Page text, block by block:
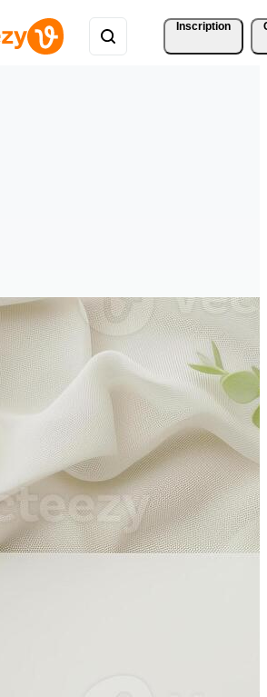
Inscription